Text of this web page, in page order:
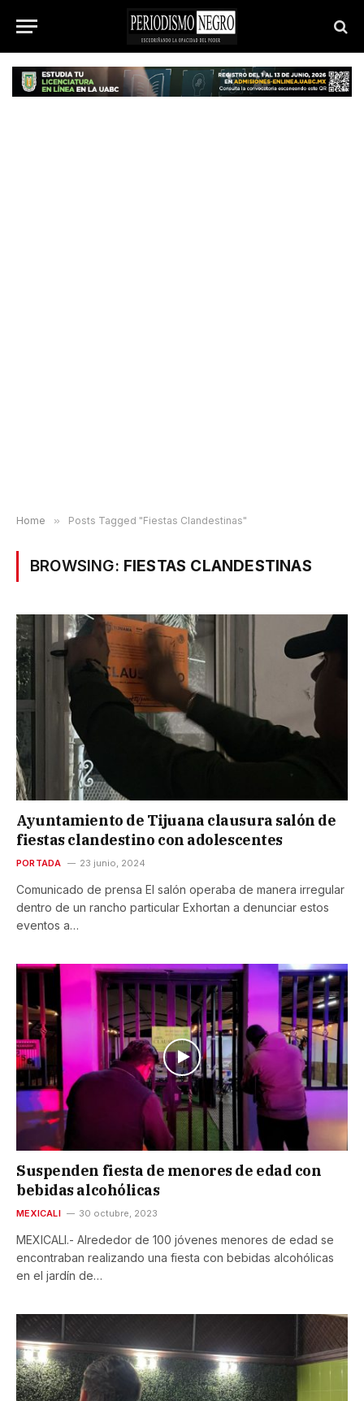
Home » Posts Tagged "Fiestas Clandestinas"
BROWSING: FIESTAS CLANDESTINAS
Ayuntamiento de Tijuana clausura salón de
fiestas clandestino con adolescentes
PORTADA 23 junio, 2024
Comunicado de prensa El salón operaba de manera irregular
dentro de un rancho particular Exhortan a denunciar estos
eventos a…
Suspenden fiesta de menores de edad con
bebidas alcohólicas
MEXICALI 30 octubre, 2023
MEXICALI.- Alrededor de 100 jóvenes menores de edad se
encontraban realizando una fiesta con bebidas alcohólicas
en el jardín de…